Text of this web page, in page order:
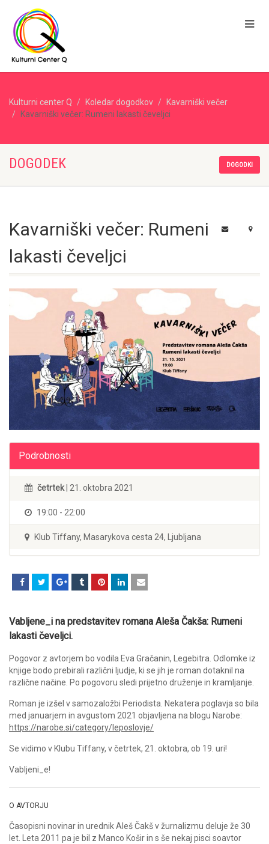
Kulturni center Q Koledar dogodkov
Kavarniški večer
Kavarniški večer: Rumeni lakasti čeveljci
DOGODEK DOGODKI
Kavarniški večer: Rumeni
lakasti čeveljci
Podrobnosti
četrtek | 21. oktobra 2021
19:00 - 22:00
Klub Tiffany, Masarykova cesta 24, Ljubljana
Vabljene_i na predstavitev romana Aleša Čakša: Rumeni
lakasti čeveljci.
Pogovor z avtorjem bo vodila Eva Gračanin, Legebitra. Odlomke iz
knjige bodo prebirali različni ljudje, ki se jih je roman dotaknil na
različne načine. Po pogovoru sledi prijetno druženje in kramljanje.
Roman je izšel v samozaložbi Periodista. Nekatera poglavja so bila
med januarjem in avgustom 2021 objavljena na blogu Narobe:
https://narobe.si/category/leposlovje/
Se vidimo v Klubu Tiffany, v četrtek, 21. oktobra, ob 19. uri!
Vabljeni_e!
O AVTORJU
Časopisni novinar in urednik Aleš Čakš v žurnalizmu deluje že 30
let. Leta 2011 pa je bil z Manco Košir in s še nekaj pisci soavtor